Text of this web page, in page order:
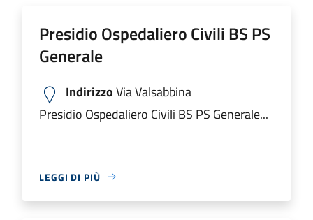
Presidio Ospedaliero Civili BS PS
Generale
IndirizzoVia Valsabbina
Presidio Ospedaliero Civili BS PS Generale...
LEGGI DI PIÙ